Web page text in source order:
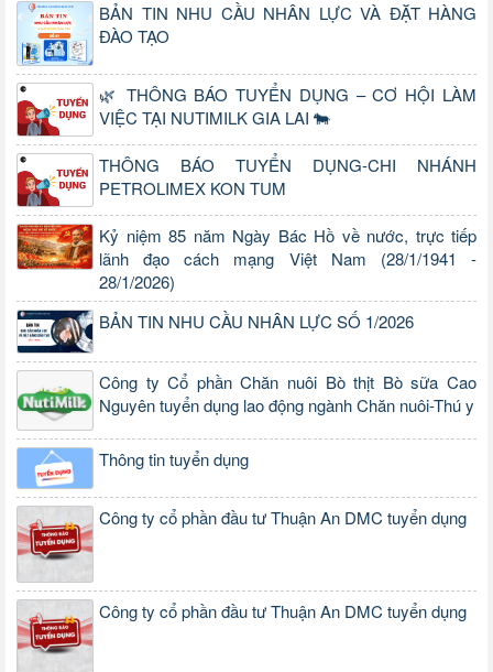
BẢN TIN NHU CẦU NHÂN LỰC VÀ ĐẶT HÀNG
ĐÀO TẠO
🌿 THÔNG BÁO TUYỂN DỤNG – CƠ HỘI LÀM
VIỆC TẠI NUTIMILK GIA LAI 🐄
THÔNG BÁO TUYỂN DỤNG-CHI NHÁNH
PETROLIMEX KON TUM
Kỷ niệm 85 năm Ngày Bác Hồ về nước, trực tiếp
lãnh đạo cách mạng Việt Nam (28/1/1941 -
28/1/2026)
BẢN TIN NHU CẦU NHÂN LỰC SỐ 1/2026
Công ty Cổ phần Chăn nuôi Bò thịt Bò sữa Cao
Nguyên tuyển dụng lao động ngành Chăn nuôi-Thú y
Thông tin tuyển dụng
Công ty cổ phần đầu tư Thuận An DMC tuyển dụng
Công ty cổ phần đầu tư Thuận An DMC tuyển dụng